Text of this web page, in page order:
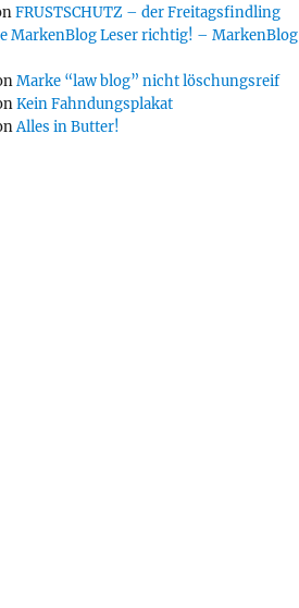
FRUSTSCHUTZ – der Freitagsfindling
MarkenBlog Leser richtig! – MarkenBlog
Marke “law blog” nicht löschungsreif
Kein Fahndungsplakat
Alles in Butter!